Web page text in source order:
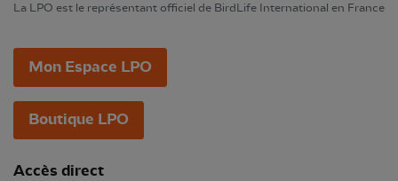
La LPO est le représentant officiel de BirdLife International en France
Mon Espace LPO
Boutique LPO
Accès direct